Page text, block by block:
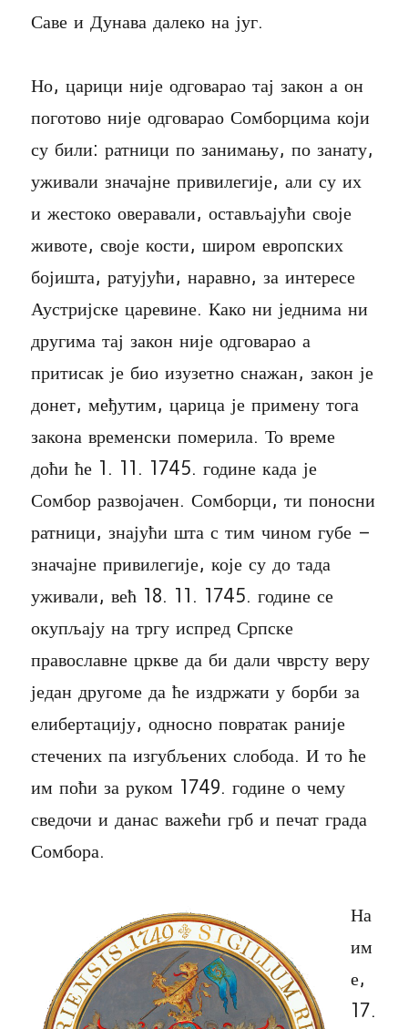
Саве и Дунава далеко на југ.
Но, царици није одговарао тај закон а он
поготово није одговарао Сомборцима који
су били: ратници по занимању, по занату,
уживали значајне привилегије, али су их
и жестоко оверавали, остављајући своје
животе, своје кости, широм европских
бојишта, ратујући, наравно, за интересе
Аустријске царевине. Како ни једнима ни
другима тај закон није одговарао а
притисак је био изузетно снажан, закон је
донет, међутим, царица је примену тога
закона временски померила. То време
доћи ће 1. 11. 1745. године када је
Сомбор развојачен. Сомборци, ти поносни
ратници, знајући шта с тим чином губе –
значајне привилегије, које су до тада
уживали, већ 18. 11. 1745. године се
окупљају на тргу испред Српске
православне цркве да би дали чврсту веру
један другоме да ће издржати у борби за
елибертацију, односно повратак раније
стечених па изгубљених слобода. И то ће
им поћи за руком 1749. године о чему
сведочи и данас важећи грб и печат града
Сомбора.
На
им
е,
17.